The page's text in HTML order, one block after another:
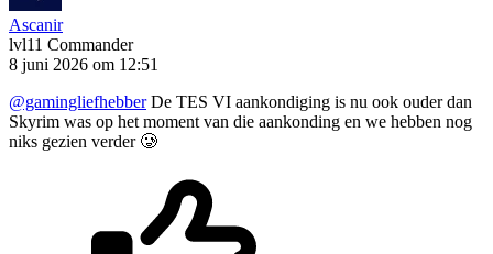
Ascanir
lvl11 Commander
8 juni 2026 om 12:51
@gamingliefhebberDe TES VI aankondiging is nu ook ouder dan
Skyrim was op het moment van die aankonding en we hebben nog
niks gezien verder 🥲